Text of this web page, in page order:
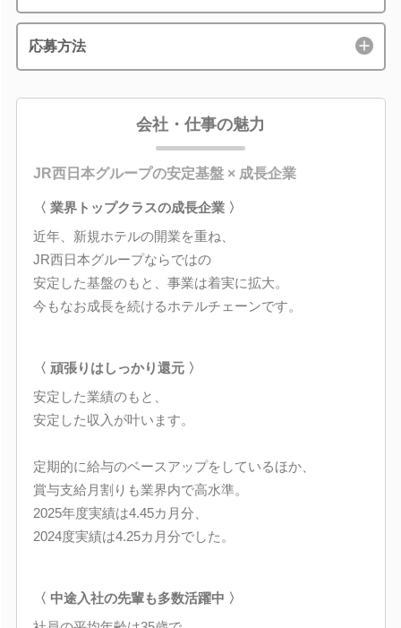
応募方法
会社・仕事の魅力
JR西日本グループの安定基盤 × 成長企業
〈 業界トップクラスの成長企業 〉
近年、新規ホテルの開業を重ね、
JR西日本グループならではの
安定した基盤のもと、事業は着実に拡大。
今もなお成長を続けるホテルチェーンです。
〈 頑張りはしっかり還元 〉
安定した業績のもと、
安定した収入が叶います。
定期的に給与のベースアップをしているほか、
賞与支給月割りも業界内で高水準。
2025年度実績は4.45カ月分、
2024度実績は4.25カ月分でした。
〈 中途入社の先輩も多数活躍中 〉